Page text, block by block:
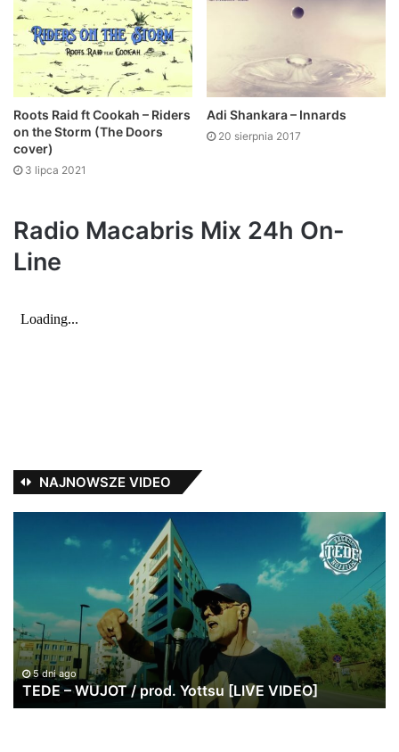
Roots Raid ft Cookah – Riders
on the Storm (The Doors
cover)
3 lipca 2021
Adi Shankara – Innards
20 sierpnia 2017
Radio Macabris Mix 24h On-
Line
NAJNOWSZE VIDEO
Yottsu
[LIVE
VIDEO]
5 dni ago
TEDE – WUJOT / prod. Yottsu [LIVE VIDEO]
|
20
lat